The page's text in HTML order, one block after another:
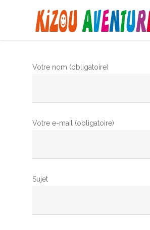
Votre nom (obligatoire)
Votre e-mail (obligatoire)
Sujet